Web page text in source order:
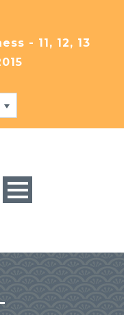
- 11, 12, 13